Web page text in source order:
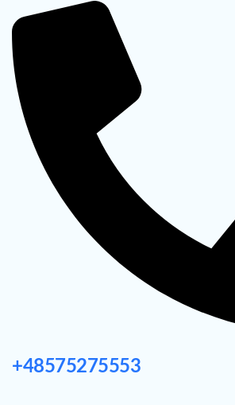
+48575275553